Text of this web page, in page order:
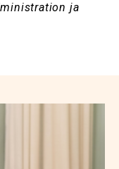
ja